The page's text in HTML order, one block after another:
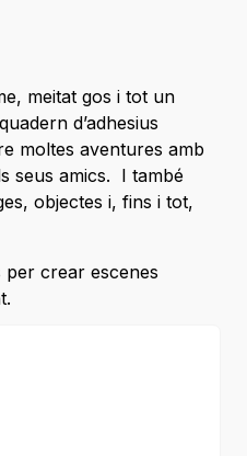
meitat gos i tot un
d’adhesius
moltes aventures amb
seus amics. I també
objectes i, fins i tot,
per crear escenes